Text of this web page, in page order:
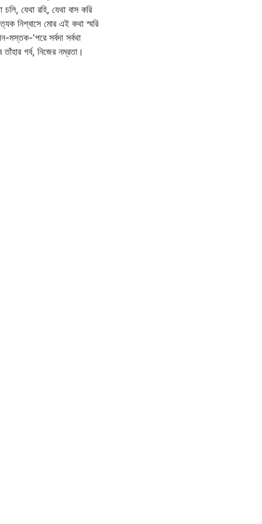
চলি, যেথা রহি, যেথা বাস করি
নিশ্বাসে মোর এই কথা স্মরি
মস্তক-'পরে সর্বদা সর্বথা
তাঁহার গর্ব, নিজের নম্রতা।